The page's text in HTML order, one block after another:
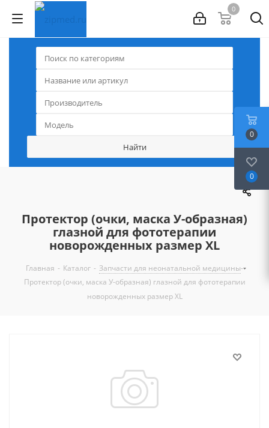
0
Протектор (очки, маска У-образная)
глазной для фототерапии
новорожденных размер XL
Главная - Каталог - Запчасти для неонатальной медицины-
Протектор (очки, маска У-образная) глазной для фототерапии
новорожденных размер XL
0
0